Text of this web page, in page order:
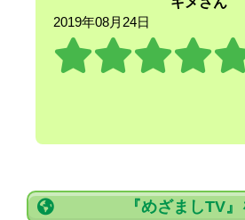
2019年08月24日
『めざましTV』